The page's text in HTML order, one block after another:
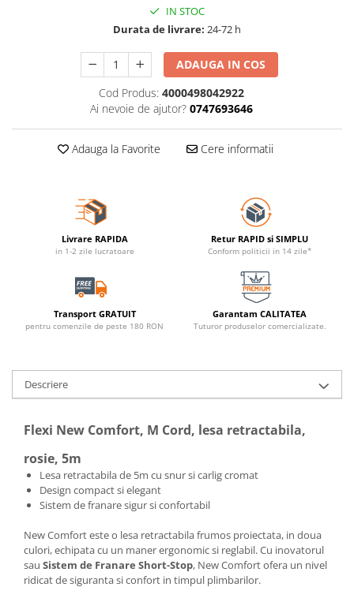
IN STOC
Durata de livrare: 24-72 h
ADAUGA IN COS
Cod Produs: 4000498042922
Ai nevoie de ajutor? 0747693646
Adauga la Favorite Cere informatii
Livrare RAPIDA
in 1-2 zile lucratoare
Retur RAPID si SIMPLU
Conform politicii in 14 zile*
Transport GRATUIT
pentru comenzile de peste 180 RON
Garantam CALITATEA
Tuturor produselor comercializate.
Descriere
Flexi New Comfort, M Cord, lesa retractabila,
rosie, 5m
Lesa retractabila de 5m cu snur si carlig cromat
Design compact si elegant
Sistem de franare sigur si confortabil
New Comfort este o lesa retractabila frumos proiectata, in doua
culori, echipata cu un maner ergonomic si reglabil. Cu inovatorul
sau Sistem de Franare Short-Stop, New Comfort ofera un nivel
ridicat de siguranta si confort in timpul plimbarilor.